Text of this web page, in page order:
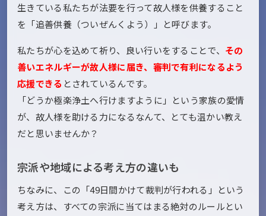
生きている私たちが法要を行って故人様を供養すること
を「追善供養（ついぜんくよう）」と呼びます。
私たちが心を込めて祈り、良い行いをすることで、 その
善いエネルギーが故人様に届き、審判で有利になるよう
応援できる とされているんです。
「どうか極楽浄土へ行けますように」という家族の愛情
が、故人様を助ける力になるなんて、とても温かい教え
だと思いませんか？
宗派や地域による考え方の違いも
ちなみに、この「49日間かけて裁判が行われる」という
考え方は、すべての宗派に当てはまる絶対のルールとい